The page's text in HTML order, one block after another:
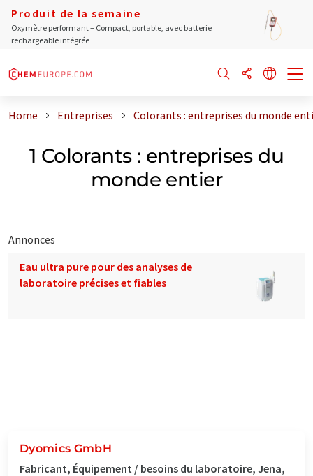
Produit de la semaine
Oxymètre performant – Compact, portable, avec batterie
rechargeable intégrée
Home Entreprises Colorants : entreprises du monde
1 Colorants : entreprises du
monde entier
Annonces
Eau ultra pure pour des analyses de
laboratoire précises et fiables
Dyomics GmbH
Fabricant, Équipement / besoins du laboratoire, Jena,